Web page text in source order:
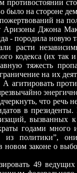
противостоянии
было на стороне
на
Аризоны Джона
-породила новую
расти
кодекса (их так
тяжесть
на их
агитировать
что речь
в
годами много
из политики”,
новом законе о
49